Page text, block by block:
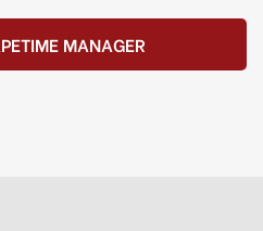
MANAGER